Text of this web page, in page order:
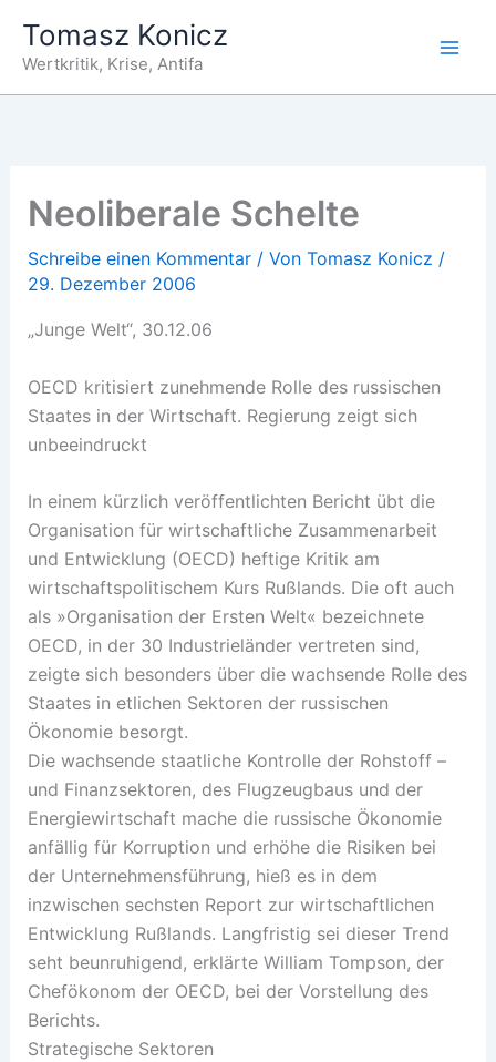
Inhalt
springen
Tomasz Konicz
Wertkritik, Krise, Antifa
Neoliberale Schelte
Schreibe einen Kommentar / Von Tomasz Konicz /
29. Dezember 2006
„Junge Welt“, 30.12.06
OECD kritisiert zunehmende Rolle des russischen
Staates in der Wirtschaft. Regierung zeigt sich
unbeeindruckt
In einem kürzlich veröffentlichten Bericht übt die
Organisation für wirtschaftliche Zusammenarbeit
und Entwicklung (OECD) heftige Kritik am
wirtschaftspolitischem Kurs Rußlands. Die oft auch
als »Organisation der Ersten Welt« bezeichnete
OECD, in der 30 Industrieländer vertreten sind,
zeigte sich besonders über die wachsende Rolle des
Staates in etlichen Sektoren der russischen
Ökonomie besorgt.
Die wachsende staatliche Kontrolle der Rohstoff –
und Finanzsektoren, des Flugzeugbaus und der
Energiewirtschaft mache die russische Ökonomie
anfällig für Korruption und erhöhe die Risiken bei
der Unternehmensführung, hieß es in dem
inzwischen sechsten Report zur wirtschaftlichen
Entwicklung Rußlands. Langfristig sei dieser Trend
seht beunruhigend, erklärte William Tompson, der
Chefökonom der OECD, bei der Vorstellung des
Berichts.
Strategische Sektoren